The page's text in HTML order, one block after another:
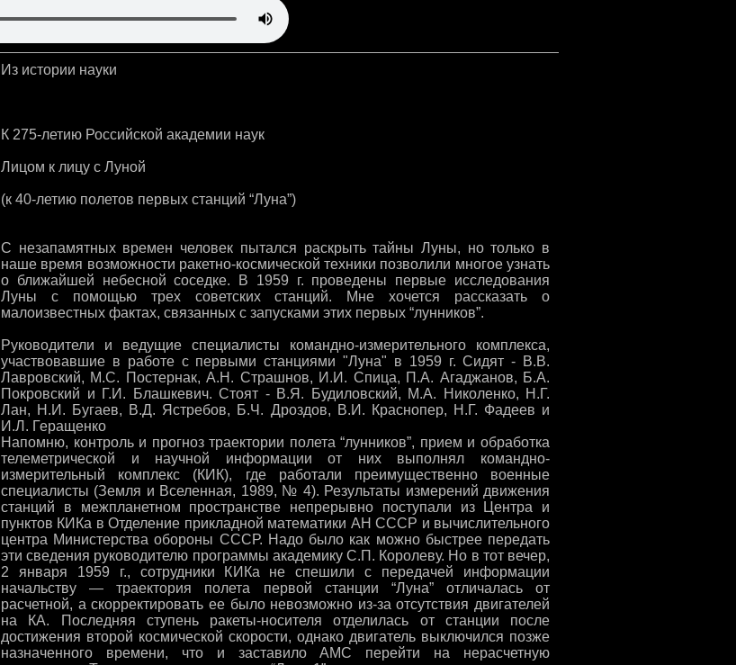
Из истории науки
К 275-летию Российской академии наук
Лицом к лицу с Луной
(к 40-летию полетов первых станций “Луна”)
С незапамятных времен человек пытался раскрыть тайны Луны, но только в
наше время возможности ракетно-космической техники позволили многое узнать
о ближайшей небесной соседке. В 1959 г. проведены первые исследования
Луны с помощью трех советских станций. Мне хочется рассказать о
малоизвестных фактах, связанных с запусками этих первых “лунников”.
Руководители и ведущие специалисты командно-измерительного комплекса,
участвовавшие в работе с первыми станциями "Луна" в 1959 г. Сидят - В.В.
Лавровский, М.С. Постернак, А.Н. Страшнов, И.И. Спица, П.А. Агаджанов, Б.А.
Покровский и Г.И. Блашкевич. Стоят - В.Я. Будиловский, М.А. Николенко, Н.Г.
Лан, Н.И. Бугаев, В.Д. Ястребов, Б.Ч. Дроздов, В.И. Краснопер, Н.Г. Фадеев и
И.Л. Геращенко
Напомню, контроль и прогноз траектории полета “лунников”, прием и обработка
телеметрической и научной информации от них выполнял командно-
измерительный комплекс (КИК), где работали преимущественно военные
специалисты (Земля и Вселенная, 1989, № 4). Результаты измерений движения
станций в межпланетном пространстве непрерывно поступали из Центра и
пунктов КИКа в Отделение прикладной математики АН СССР и вычислительного
центра Министерства обороны СССР. Надо было как можно быстрее передать
эти сведения руководителю программы академику С.П. Королеву. Но в тот вечер,
2 января 1959 г., сотрудники КИКа не спешили с передачей информации
начальству — траектория полета первой станции “Луна” отличалась от
расчетной, а скорректировать ее было невозможно из-за отсутствия двигателей
на КА. Последняя ступень ракеты-носителя отделилась от станции после
достижения второй космической скорости, однако двигатель выключился позже
назначенного времени, что и заставило АМС перейти на нерасчетную